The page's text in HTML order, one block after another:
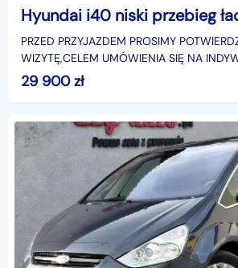
PRZED PRZYJAZDEM PROSIMY
WIZYTĘ,CELEM UMÓWIENIA SIĘ NA
BEZPIECZNE OGLĘDZINY..Zadbany
29 900zł